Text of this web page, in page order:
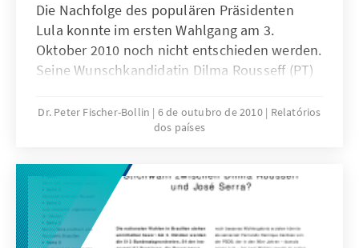
Die Nachfolge des populären Präsidenten
Lula konnte im ersten Wahlgang am 3.
Oktober 2010 noch nicht entschieden werden.
Seine Wunschkandidatin Dilma Rousseff (PT)
Oktober mit José Serra (PSDB)
auseinandersetzen.
Dr. Peter Fischer-Bollin 6 de outubro de 2010
Relatórios
dos países